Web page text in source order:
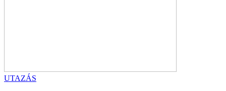
UTAZÁS